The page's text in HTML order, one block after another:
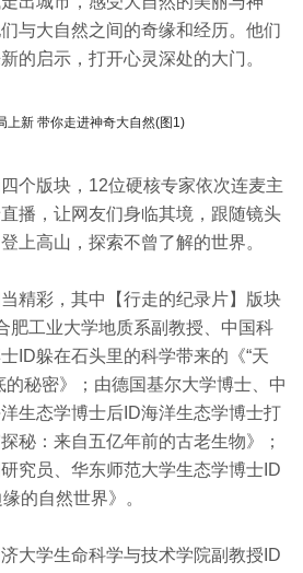
与大自然之间的奇缘和经历。他们
的启示，打开心灵深处的大门。
个版块，12位硬核专家依次连麦主
播，让网友们身临其境，跟随镜头
上高山，探索不曾了解的世界。
精彩，其中【行走的纪录片】版块
肥工业大学地质系副教授、中国科
ID躲在石头里的科学带来的《“天
的秘密》；由德国基尔大学博士、中
生态学博士后ID海洋生态学博士打
秘：来自五亿年前的古老生物》；
究员、华东师范大学生态学博士ID
的自然世界》。
大学生命科学与技术学院副教授ID